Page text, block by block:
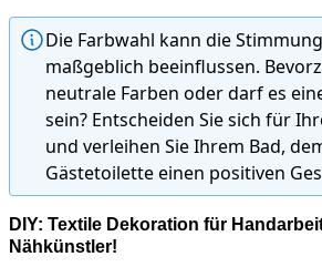
Die Farbwahl kann die
maßgeblich beeinflussen.
neutrale Farben oder darf es
sein? Entscheiden Sie sich für
und verleihen Sie Ihrem Bad,
Gästetoilette einen positiven
DIY: Textile Dekoration für
Nähkünstler!